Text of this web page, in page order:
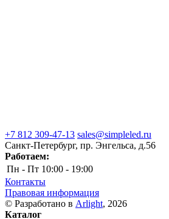
+7 812 309-47-13 sales@simpleled.ru
Санкт-Петербург, пр. Энгельса, д.56
Работаем:
Пн - Пт 10:00 - 19:00
Контакты
Правовая информация
© Разработано в Arlight, 2026
Каталог